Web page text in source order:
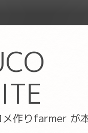
作りfarmer が